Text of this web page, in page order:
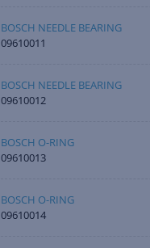
BOSCH NEEDLE BEARING
09610011
BOSCH NEEDLE BEARING
09610012
BOSCH O-RING
09610013
BOSCH O-RING
09610014